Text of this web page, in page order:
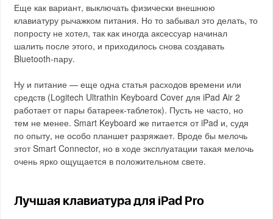
Еще как вариант, выключать физически внешнюю
клавиатуру рычажком питания. Но то забывал это делать, то
попросту не хотел, так как иногда аксессуар начинал
шалить после этого, и приходилось снова создавать
Bluetooth-пару.
Ну и питание — еще одна статья расходов времени или
средств (Logitech Ultrathin Keyboard Cover для iPad Air 2
работает от пары батареек-таблеток). Пусть не часто, но
тем не менее. Smart Keyboard же питается от iPad и, судя
по опыту, не особо планшет разряжает. Вроде бы мелочь
этот Smart Connector, но в ходе эксплуатации такая мелочь
очень ярко ощущается в положительном свете.
Лучшая клавиатура для iPad Pro